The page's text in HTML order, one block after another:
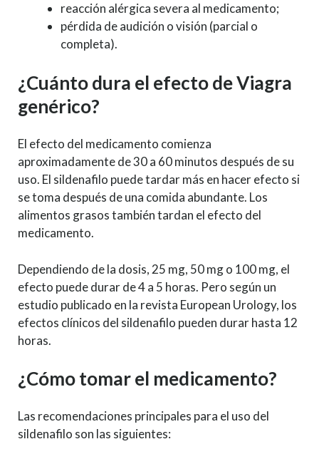
reacción alérgica severa al medicamento;
pérdida de audición o visión (parcial o
completa).
¿Cuánto dura el efecto de Viagra
genérico?
El efecto del medicamento comienza
aproximadamente de 30 a 60 minutos después de su
uso. El sildenafilo puede tardar más en hacer efecto si
se toma después de una comida abundante. Los
alimentos grasos también tardan el efecto del
medicamento.
Dependiendo de la dosis, 25 mg, 50 mg o 100 mg, el
efecto puede durar de 4 a 5 horas. Pero según un
estudio publicado en la revista European Urology, los
efectos clínicos del sildenafilo pueden durar hasta 12
horas.
¿Cómo tomar el medicamento?
Las recomendaciones principales para el uso del
sildenafilo son las siguientes: